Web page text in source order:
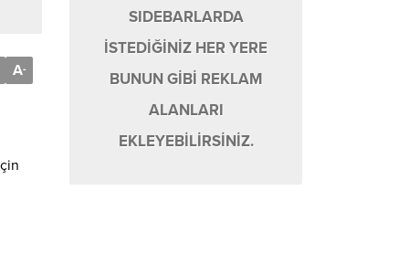
A-
SIDEBARLARDA
İSTEDİĞİNİZ HER YERE
BUNUN GİBİ REKLAM
ALANLARI
EKLEYEBİLİRSİNİZ.